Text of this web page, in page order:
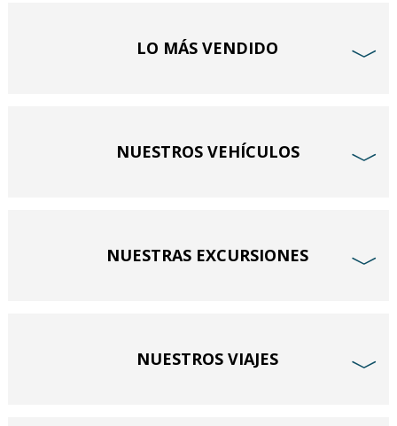
LO MÁS VENDIDO ﹀
NUESTROS VEHÍCULOS ﹀
NUESTRAS EXCURSIONES ﹀
NUESTROS VIAJES ﹀